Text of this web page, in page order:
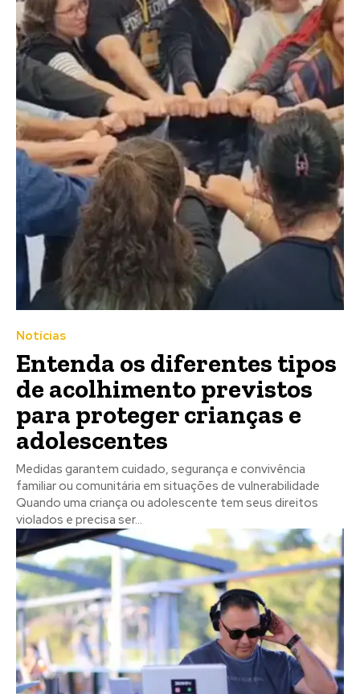
Notícias
Entenda os diferentes tipos
de acolhimento previstos
para proteger crianças e
adolescentes
Medidas garantem cuidado, segurança e convivência
familiar ou comunitária em situações de vulnerabilidade
Quando uma criança ou adolescente tem seus direitos
violados e precisa ser...